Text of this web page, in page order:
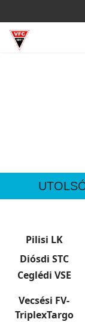
Pilisi LK
Diósdi STC
Ceglédi VSE
Vecsési FV-
TriplexTargo